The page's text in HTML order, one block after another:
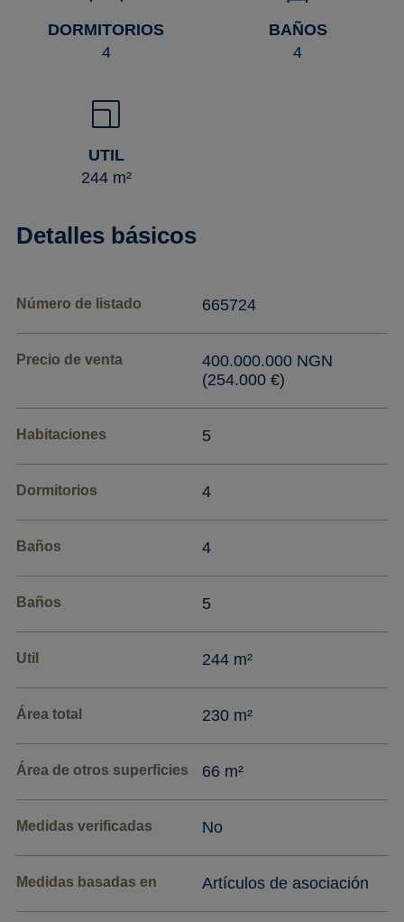
DORMITORIOS
4
BAÑOS
4
UTIL
244 m²
Detalles básicos
Número de listado 665724
Precio de venta
400.000.000 NGN
(254.000 €)
Habitaciones 5
Dormitorios 4
Baños 4
Baños 5
Util 244 m²
Área total 230 m²
Área de otros superficies 66 m²
Medidas verificadas No
Medidas basadas en Artículos de asociación